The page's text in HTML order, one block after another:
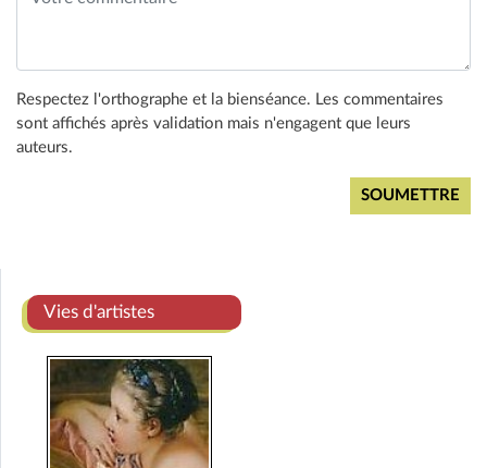
Respectez l'orthographe et la bienséance. Les commentaires
sont affichés après validation mais n'engagent que leurs
auteurs.
Vies d'artistes